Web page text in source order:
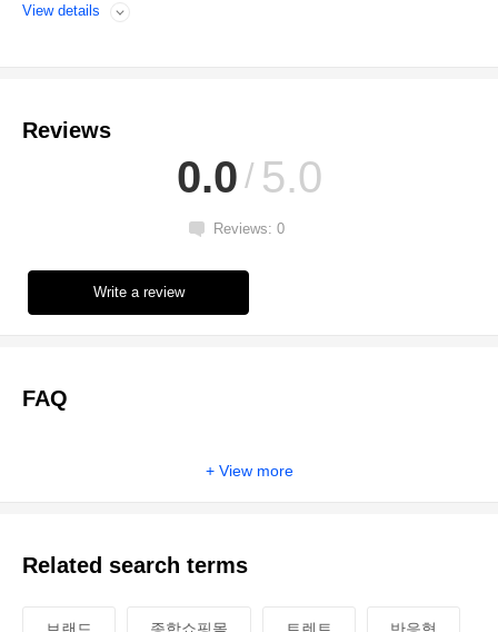
View details
Reviews
0.0 5.0
Reviews: 0
Write a review
FAQ
View more
Related search terms